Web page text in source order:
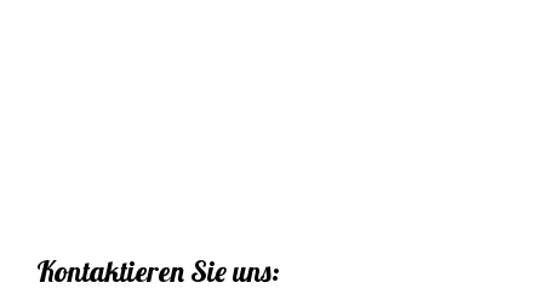
Kontaktieren Sie uns: